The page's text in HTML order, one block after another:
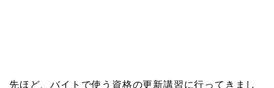
先ほど、バイトで使う資格の更新講習に行ってきまし